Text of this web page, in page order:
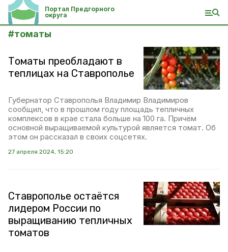
Портал Предгорного
округа
#томаты
Томаты преобладают в
теплицах на Ставрополье
Губернатор Ставрополья Владимир Владимиров
сообщил, что в прошлом году площадь тепличных
комплексов в крае стала больше на 100 га. Причём
основной выращиваемой культурой является томат. Об
этом он рассказал в своих соцсетях.
27 апреля 2024, 15:20
Ставрополье остаётся
лидером России по
выращиванию тепличных
томатов